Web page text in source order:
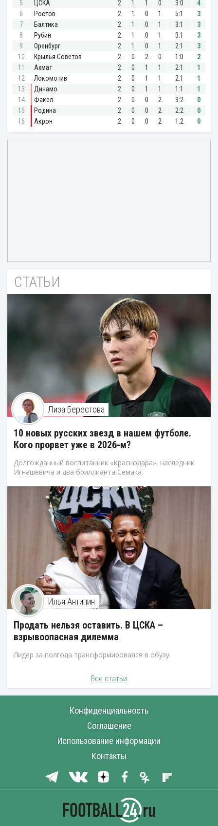
СТАТЬИ
Лиза Берестова
10 новых русских звезд в нашем футболе.
Кого прорвет уже в 2026-м?
Долгожданный воспитанник «Краснодара», наследник
Игнашевича и два бриллианта Семака.
Илья Антипин
Продать нельзя оставить. В ЦСКА –
взрывоопасная дилемма
Лидер за полгода трансформировался в обузу.
Все статьи
Конфиденциальность
Соглашение
Использование информации
Контакты